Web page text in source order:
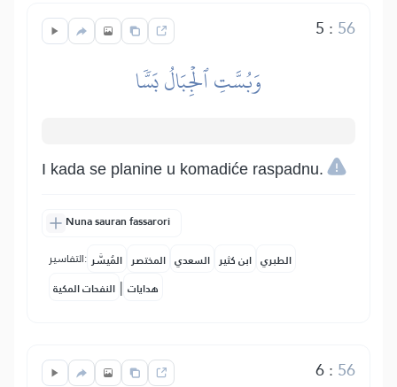
5 : 56
وَبُسَّتِ ٱلۡجِبَالُ بَسّٗا
I kada se planine u komadiće raspadnu.
Nuna sauran fassarori
التفاسير: المُيسَّر المختصر السعدي ابن كثير الطبري
النفحات المكية | هدايات
6: 56